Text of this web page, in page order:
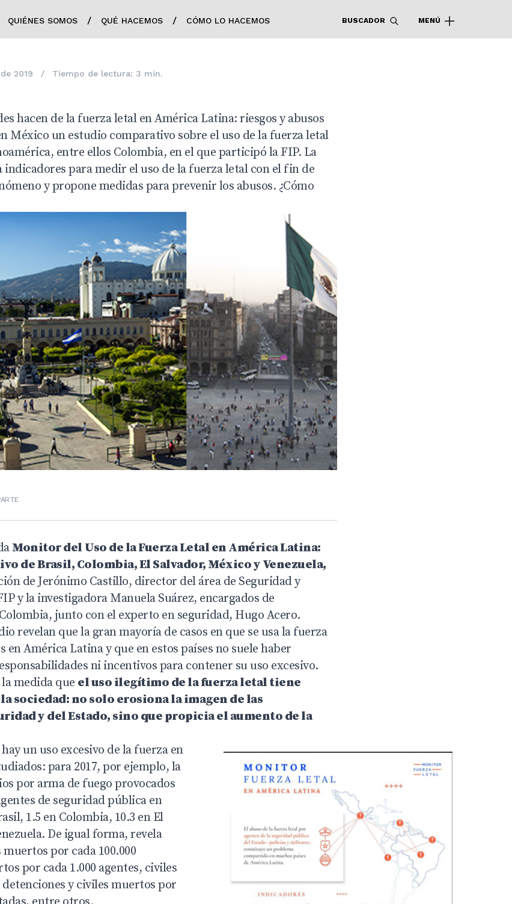
QUIÉNES SOMOS / QUÉ HACEMOS / CÓMO LO HACEMOS BUSCADOR MENÚ
2019 / Tiempo de lectura: 3 min.
hacen de la fuerza letal en América Latina: riesgos y abusos
México un estudio comparativo sobre el uso de la fuerza letal
entre ellos Colombia, en el que participó la FIP. La
para medir el uso de la fuerza letal con el fin de
y propone medidas para prevenir los abusos. ¿Cómo
Monitor del Uso de la Fuerza Letal en América Latina:
de Brasil, Colombia, El Salvador, México y Venezuela,
de Jerónimo Castillo, director del área de Seguridad y
y la investigadora Manuela Suárez, encargados de
junto con el experto en seguridad, Hugo Acero.
revelan que la gran mayoría de casos en que se usa la fuerza
en América Latina y que en estos países no suele haber
ni incentivos para contener su uso excesivo.
medida que el uso ilegítimo de la fuerza letal tiene
sociedad: no solo erosiona la imagen de las
y del Estado, sino que propicia el aumento de la
un uso excesivo de la fuerza en
para 2017, por ejemplo, la
por arma de fuego provocados
de seguridad pública en
1.5 en Colombia, 10.3 en El
De igual forma, revela
por cada 100.000
por cada 1.000 agentes, civiles
y civiles muertos por